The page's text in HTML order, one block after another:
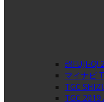
超FUJI-Q!
マイナビ
TGC
TGC 2019